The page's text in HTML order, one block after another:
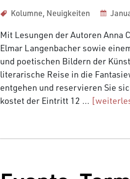
Kolumne, Neuigkeiten
Mit Lesungen der Autoren Anna
Elmar Langenbacher sowie
und poetischen Bildern der
literarische Reise in die
entgehen und reservieren Sie
kostet der Eintritt 12 ...